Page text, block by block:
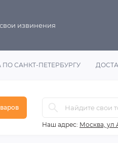
извинения
ПО САНКТ-ПЕТЕРБУРГУ
Наш адрес: Москва, ул